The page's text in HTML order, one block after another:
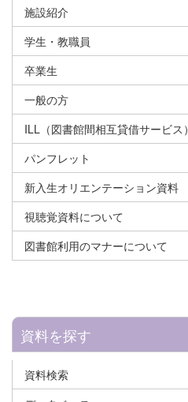
施設紹介
学生・教職員
卒業生
一般の方
ILL（図書館間相互貸借サービス）
パンフレット
新入生オリエンテーション資料
視聴覚資料について
図書館利用のマナーについて
資料を探す
資料検索